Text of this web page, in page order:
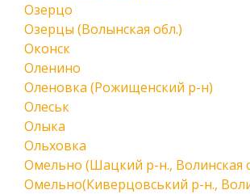
Озерцо
Озерцы (Волынская обл.)
Оконск
Оленино
Оленовка (Рожищенский р-н)
Олеськ
Олыка
Ольховка
Омельно (Шацкий р-н., Волинская
Омельно(Киверцовський р-н.,